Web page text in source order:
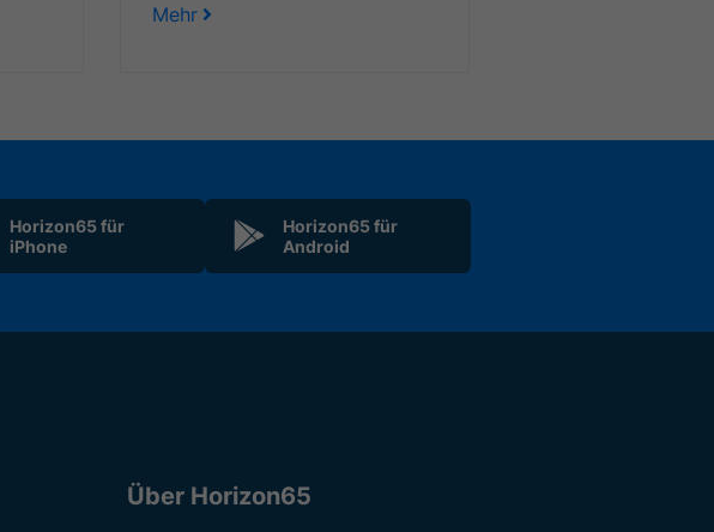
Mehr
Horizon65 für
iPhone
Horizon65 für
Android
Über Horizon65